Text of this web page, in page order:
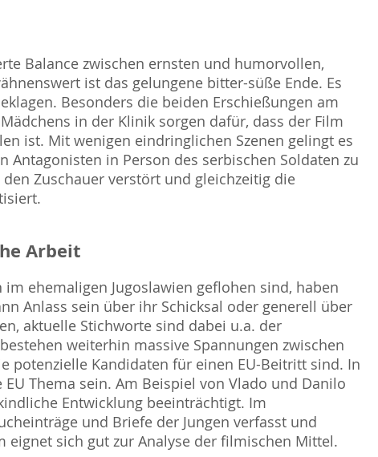
Balance zwischen ernsten und humorvollen,
ist das gelungene bitter-süße Ende. Es
Besonders die beiden Erschießungen am
in der Klinik sorgen dafür, dass der Film
ist. Mit wenigen eindringlichen Szenen gelingt es
in Person des serbischen Soldaten zu
Zuschauer verstört und gleichzeitig die
Arbeit
ehemaligen Jugoslawien geflohen sind, haben
Anlass sein über ihr Schicksal oder generell über
aktuelle Stichworte sind dabei u.a. der
weiterhin massive Spannungen zwischen
potenzielle Kandidaten für einen EU-Beitritt sind. In
Thema sein. Am Beispiel von Vlado und Danilo
Entwicklung beeinträchtigt. Im
und Briefe der Jungen verfasst und
eignet sich gut zur Analyse der filmischen Mittel.